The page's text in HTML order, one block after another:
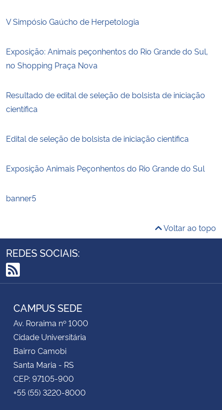
V Simpósio Gaúcho de Herpetologia
Exposição: Animais peçonhentos do Rio Grande do Sul,
no Shopping Praça Nova
Resultado de edital de seleção de bolsista de iniciação
científica
Edital de seleção de bolsista de iniciação científica
Exposição Animais Peçonhentos do Rio Grande do Sul
banner5
Voltar ao topo
REDES SOCIAIS:
RSS
CAMPUS SEDE
Av. Roraima nº 1000
Cidade Universitária
Bairro Camobi
Santa Maria - RS
CEP: 97105-900
+55 (55) 3220-8000